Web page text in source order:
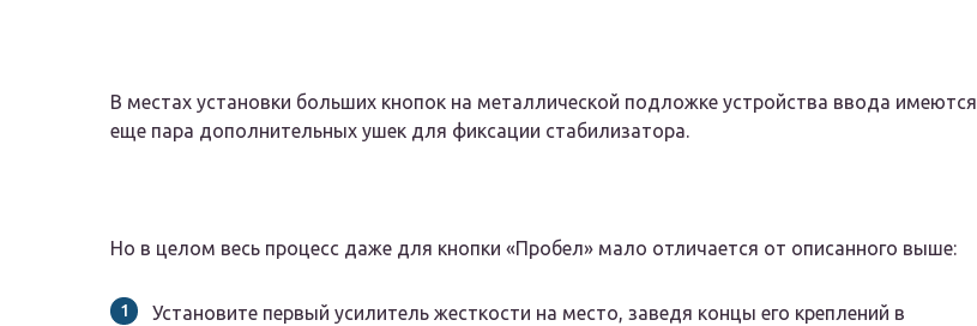
В местах установки больших кнопок на металлической подложке устройства ввода имеются
еще пара дополнительных ушек для фиксации стабилизатора.
Но в целом весь процесс даже для кнопки «Пробел» мало отличается от описанного выше:
Установите первый усилитель жесткости на место, заведя концы его креплений в